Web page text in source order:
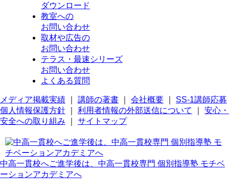
ダウンロード
教室への
お問い合わせ
取材や広告の
お問い合わせ
テラス・最速シリーズ
お問い合わせ
よくある質問
メディア掲載実績 講師の著書 会社概要
SS-1講師応募
個人情報保護方針
利用者情報の外部送信について
安心・
安全への取り組み
サイトマップ
中高一貫校へご進学後は、中高一貫校専門 個別指導塾 モチベ
ーションアカデミアへ